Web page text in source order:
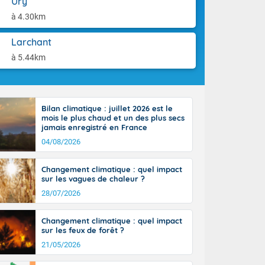
à 4.30km
Larchant
à 5.44km
l'après-
14
il fait
30 à 35
Bilan climatique : juillet 2026 est le
mois le plus chaud et un des plus secs
jamais enregistré en France
04/08/2026
Changement climatique : quel impact
sur les vagues de chaleur ?
28/07/2026
Changement climatique : quel impact
sur les feux de forêt ?
21/05/2026